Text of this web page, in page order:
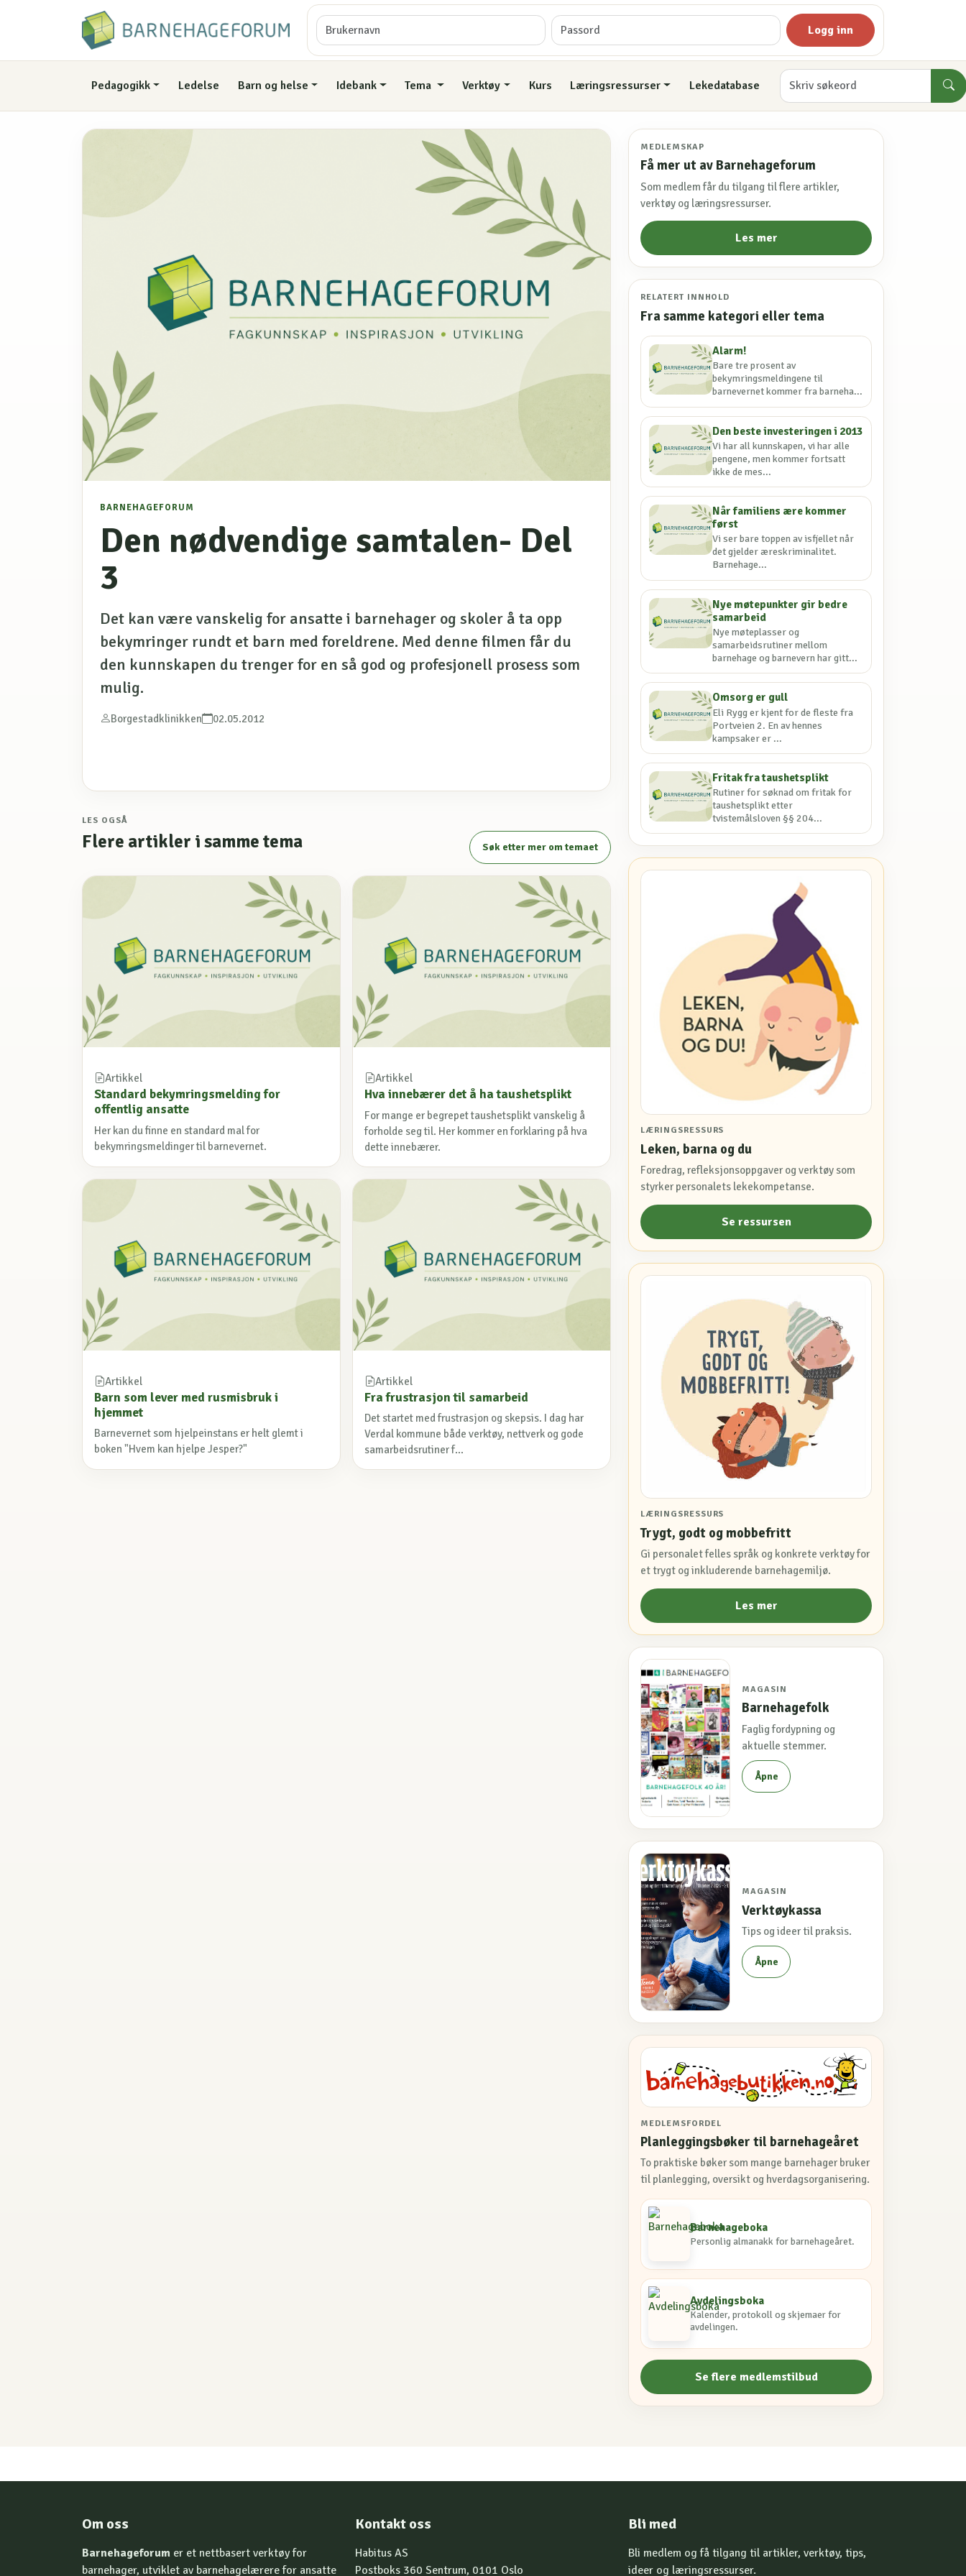
Logg inn
Pedagogikk Ledelse Barn og helse Idebank Tema Verktøy Kurs Læringsressurser Lekedatabase
BARNEHAGEFORUM
Den nødvendige samtalen- Del
3
Det kan være vanskelig for ansatte i barnehager og skoler å ta opp
bekymringer rundt et barn med foreldrene. Med denne filmen får du
den kunnskapen du trenger for en så god og profesjonell prosess som
mulig.
Borgestadklinikken 02.05.2012
LES OGSÅ
Flere artikler i samme tema Søk etter mer om temaet
Artikkel
Standard bekymringsmelding for
offentlig ansatte
Her kan du finne en standard mal for
bekymringsmeldinger til barnevernet.
Artikkel
Hva innebærer det å ha taushetsplikt
For mange er begrepet taushetsplikt vanskelig å
forholde seg til. Her kommer en forklaring på hva
dette innebærer.
Artikkel
Barn som lever med rusmisbruk i
hjemmet
Barnevernet som hjelpeinstans er helt glemt i
boken "Hvem kan hjelpe Jesper?"
Artikkel
Fra frustrasjon til samarbeid
Det startet med frustrasjon og skepsis. I dag har
Verdal kommune både verktøy, nettverk og gode
samarbeidsrutiner f...
MEDLEMSKAP
Få mer ut av Barnehageforum
Som medlem får du tilgang til flere artikler,
verktøy og læringsressurser.
Les mer
RELATERT INNHOLD
Fra samme kategori eller tema
Alarm!
Bare tre prosent av
bekymringsmeldingene til
barnevernet kommer fra barneha...
Den beste investeringen i 2013
Vi har all kunnskapen, vi har alle
pengene, men kommer fortsatt
ikke de mes...
Når familiens ære kommer
først
Vi ser bare toppen av isfjellet når
det gjelder æreskriminalitet.
Barnehage...
Nye møtepunkter gir bedre
samarbeid
Nye møteplasser og
samarbeidsrutiner mellom
barnehage og barnevern har gitt...
Omsorg er gull
Eli Rygg er kjent for de fleste fra
Portveien 2. En av hennes
kampsaker er ...
Fritak fra taushetsplikt
Rutiner for søknad om fritak for
taushetsplikt etter
tvistemålsloven §§ 204...
LÆRINGSRESSURS
Leken, barna og du
Foredrag, refleksjonsoppgaver og verktøy som
styrker personalets lekekompetanse.
Se ressursen
LÆRINGSRESSURS
Trygt, godt og mobbefritt
Gi personalet felles språk og konkrete verktøy for
et trygt og inkluderende barnehagemiljø.
Les mer
MAGASIN
Barnehagefolk
Faglig fordypning og
aktuelle stemmer.
Åpne
MAGASIN
Verktøykassa
Tips og ideer til praksis.
Åpne
MEDLEMSFORDEL
Planleggingsbøker til barnehageåret
To praktiske bøker som mange barnehager bruker
til planlegging, oversikt og hverdagsorganisering.
Barnehageboka
Personlig almanakk for barnehageåret.
Avdelingsboka
Kalender, protokoll og skjemaer for
avdelingen.
Se flere medlemstilbud
Om oss
Barnehageforum er et nettbasert verktøy for
barnehager, utviklet av barnehagelærere for ansatte
Kontakt oss
Habitus AS
Postboks 360 Sentrum, 0101 Oslo
Bli med
Bli medlem og få tilgang til artikler, verktøy, tips,
ideer og læringsressurser.